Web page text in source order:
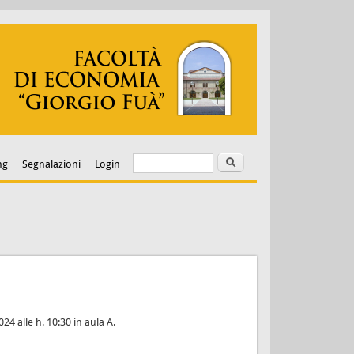
Segnalazioni Login Form di ricerca
Cerca
alle h. 10:30 in aula A.